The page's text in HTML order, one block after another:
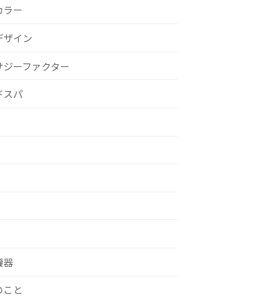
ラー
ザイン
ジーファクター
スパ
器
こと